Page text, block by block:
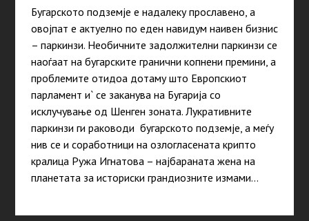
Бугарското подземје е надалеку прославено, а
овојпат е актуелно по еден навидум наивен бизнис
– паркинзи. Необичните задолжителни паркинзи се
наоѓаат на бугарските гранични копнени премини, а
проблемите отидоа дотаму што Европскиот
парламент и` се заканува на Бугарија со
исклучување од Шенген зоната. Лукративните
паркинзи ги раководи бугарското подземје, а меѓу
нив се и соработници на озлогласената крипто
кралица Ружа Игнатова – најбараната жена на
планетата за историски грандиозните измами…